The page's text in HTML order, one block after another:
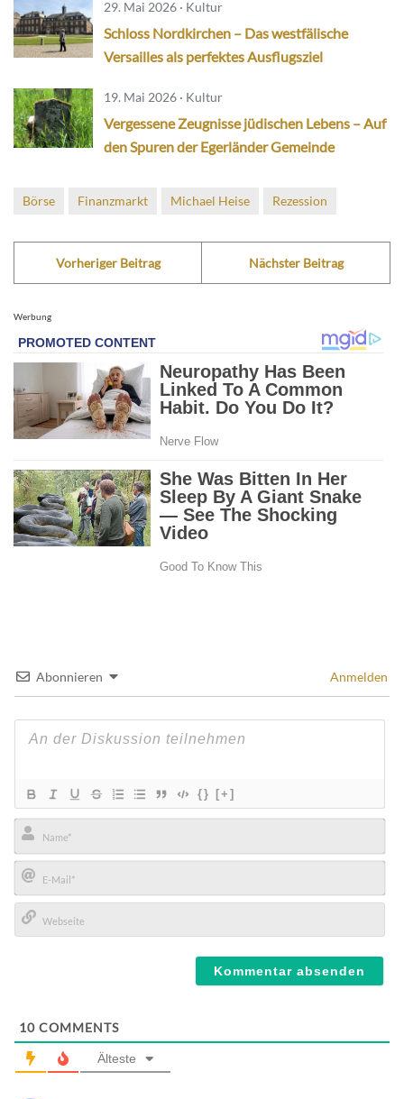
29. Mai 2026 · Kultur
Schloss Nordkirchen – Das westfälische
Versailles als perfektes Ausflugsziel
19. Mai 2026 · Kultur
Vergessene Zeugnisse jüdischen Lebens – Auf
den Spuren der Egerländer Gemeinde
Börse Finanzmarkt Michael Heise Rezession
Vorheriger Beitrag Nächster Beitrag
Werbung
Abonnieren Anmelden
{} [+]
Name*
E-
Mail*
10 COMMENTS
Älteste